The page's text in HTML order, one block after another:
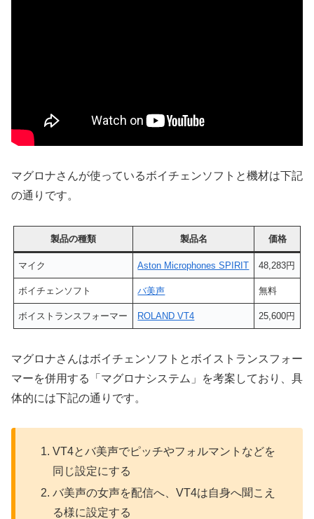
マグロナさんが使っているボイチェンソフトと機材は下記
の通りです。
製品の種類 製品名 価格
マイク Aston Microphones SPIRIT 48,283円
ボイチェンソフト バ美声 無料
ボイストランスフォーマー ROLAND VT4 25,600円
マグロナさんはボイチェンソフトとボイストランスフォー
マーを併用する「マグロナシステム」を考案しており、具
体的には下記の通りです。
VT4とバ美声でピッチやフォルマントなどを
同じ設定にする
バ美声の女声を配信へ、VT4は自身へ聞こえ
る様に設定する